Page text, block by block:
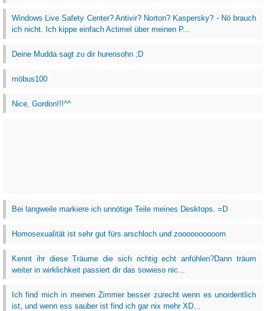
Windows Live Safety Center? Antivir? Norton? Kaspersky? - Nö brauch
ich nicht. Ich kippe einfach Actimel über meinen P...
Deine Mudda sagt zu dir hurensohn ;D
möbus100
Nice, Gordon!!!^^
Bei langweile markiere ich unnötige Teile meines Desktops. =D
Homosexualität ist sehr gut fürs arschloch und zoooooooooom
Kennt ihr diese Träume die sich richtig echt anfühlen?Dann träum
weiter in wirklichkeit passiert dir das sowieso nic...
Ich find mich in meinen Zimmer besser zurecht wenn es unordentlich
ist, und wenn ess sauber ist find ich gar nix mehr XD...